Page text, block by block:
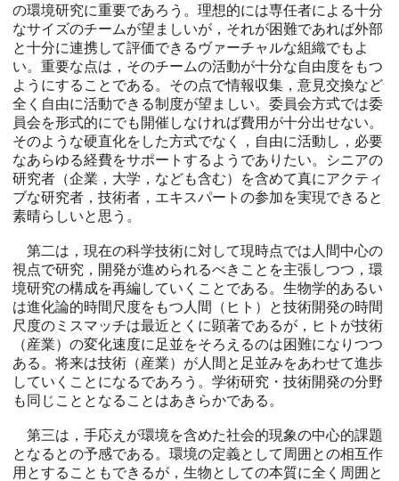
の環境研究に重要であろう。理想的には専任者による十分
なサイズのチームが望ましいが，それが困難であれば外部
と十分に連携して評価できるヴァーチャルな組織でもよ
い。重要な点は，そのチームの活動が十分な自由度をもつ
ようにすることである。その点で情報収集，意見交換など
全く自由に活動できる制度が望ましい。委員会方式では委
員会を形式的にでも開催しなければ費用が十分出せない。
そのような硬直化をした方式でなく，自由に活動し，必要
なあらゆる経費をサポートするようでありたい。シニアの
研究者（企業，大学，なども含む）を含めて真にアクティ
ブな研究者，技術者，エキスパートの参加を実現できると
素晴らしいと思う。
第二は，現在の科学技術に対して現時点では人間中心の
視点で研究，開発が進められるべきことを主張しつつ，環
境研究の構成を再編していくことである。生物学的あるい
は進化論的時間尺度をもつ人間（ヒト）と技術開発の時間
尺度のミスマッチは最近とくに顕著であるが，ヒトが技術
（産業）の変化速度に足並をそろえるのは困難になりつつ
ある。将来は技術（産業）が人間と足並みをあわせて進歩
していくことになるであろう。学術研究・技術開発の分野
も同じこととなることはあきらかである。
第三は，手応えが環境を含めた社会的現象の中心的課題
となるとの予感である。環境の定義として周囲との相互作
用とすることもできるが，生物としての本質に全く周囲と